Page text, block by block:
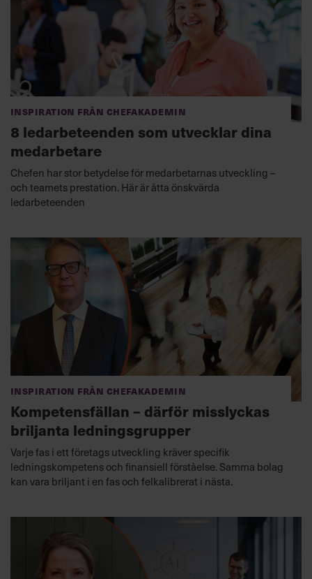
Inspiration från Chefakademin
8 ledarbeteenden som utvecklar dina
medarbetare
Chefen har stor betydelse för medarbetarnas utveckling –
och teamets prestation. Här är åtta önskvärda
ledarbeteenden
Inspiration från Chefakademin
Kompetensfällan – därför misslyckas
briljanta ledningsgrupper
Varje fas i ett företags utveckling kräver specifik
ledningskompetens och finansiell förståelse. Samma bolag
kan vara briljant i en fas och felkalibrerat i nästa.